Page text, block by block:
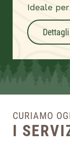
Ideale
CURIAMO
I